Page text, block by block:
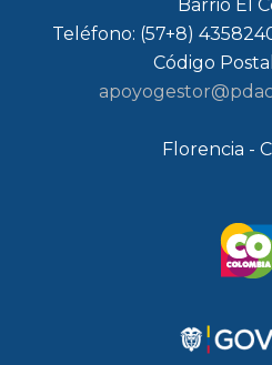
Barrio El
Teléfono: (57+8)
Código
Florencia -